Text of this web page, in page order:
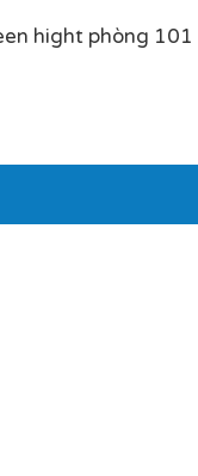
hight phòng 101